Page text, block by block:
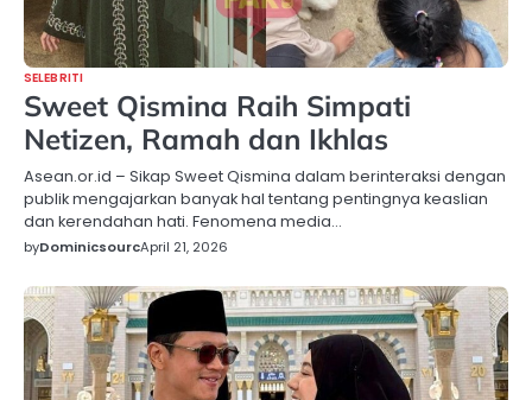
SELEBRITI
Sweet Qismina Raih Simpati
Netizen, Ramah dan Ikhlas
Asean.or.id – Sikap Sweet Qismina dalam berinteraksi dengan
publik mengajarkan banyak hal tentang pentingnya keaslian
dan kerendahan hati. Fenomena media…
byDominicsourcApril 21, 2026